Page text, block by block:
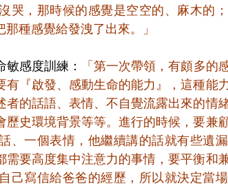
哭，那時候的感覺是空空的、麻木的
種感覺給發洩了出來。」
感度訓練：
「第一次帶領，有頗多的
有『啟發、感動生命的能力』，這種能
的話語、表情、不自覺流露出來的情
史環境背景等等。進行的時候，要兼
、一個表情，他繼續講的話就有些遺
要高度集中注意力的事情，要平衡和
己寫信給爸爸的經歷，所以就決定當